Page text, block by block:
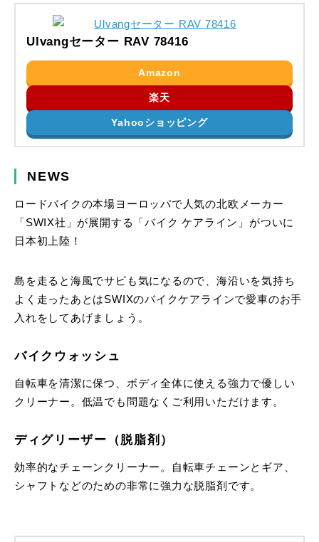
Ulvangセーター RAV 78416
Amazon
楽天
Yahooショッピング
NEWS
ロードバイクの本場ヨーロッパで人気の北欧メーカー
「SWIX社」が展開する「バイク ケアライン」がついに
日本初上陸！
島を走ると海風でサビも気になるので、海沿いを気持ち
よく走ったあとはSWIXのバイクケアラインで愛車のお手
入れをしてあげましょう。
バイクウォッシュ
自転車を清潔に保つ、ボディ全体に使える強力で優しい
クリーナー。低温でも問題なくご利用いただけます。
ディグリーザー（脱脂剤）
効率的なチェーンクリーナー。自転車チェーンとギア、
シャフトなどのための非常に強力な脱脂剤です。